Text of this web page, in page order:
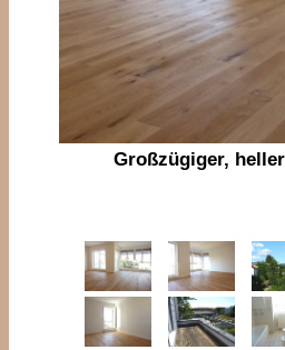
Großzügiger,